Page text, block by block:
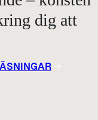
dig att
→